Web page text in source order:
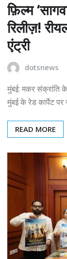
फ़िल्म
रिलीज़!
एंट्री
dotsnews
मुंबई: मकर संक्रांति
मुंबई के रेड कार्पेट
READ MORE